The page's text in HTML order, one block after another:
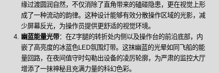
缘过渡圆润自然，不仅消除了直角带来的磕碰隐患，更在视觉上形
成了一种流动的韵律。这种设计能够有效分散操作区域的光影，减
少屏幕反光，为操作员提供更舒适的视觉环境。
幽蓝能量光带：在Z字腿的转折处内侧以及操作台的前沿底部，内
嵌了高亮度的冰蓝色LED氛围灯带。这抹幽蓝的光晕如同飞船的能
量回路，在夜间值守时勾勒出设备的凌厉轮廓，为严肃的监控大厅
增添了一抹神秘且充满力量的科幻色彩。